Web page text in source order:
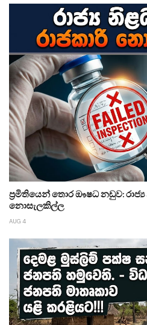
ප්‍රමිතියෙන් තොර ඖෂධ නඩුව: රාජ්‍ය
නොසැලකිල්ල
AUG 4